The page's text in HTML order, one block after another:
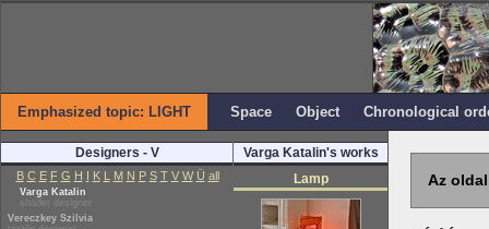
Emphasized topic: LIGHT Space Object Chronological
Designers - V
B C E F G H I K L M N P S T V W Ü all
Varga Katalin
shader designer
Vereczkey Szilvia
Varga Katalin's works
Lamp
Az